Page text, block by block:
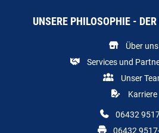
UNSERE PHILOSOPHIE -
Über uns
Services und
Unser
Karriere
06432
06432